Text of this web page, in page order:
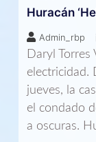
Huracán
Admin_rbp
Daryl Torres
electricidad.
jueves, la
el condado
a oscuras.